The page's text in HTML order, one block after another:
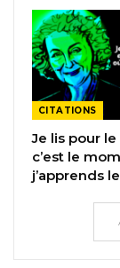
CITATIONS
Je lis pour
c’est le
j’apprends